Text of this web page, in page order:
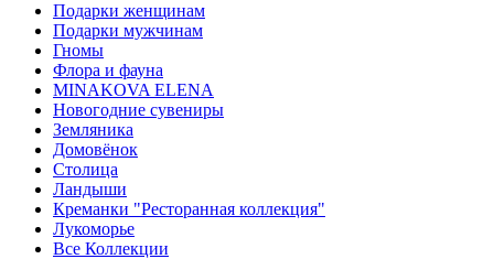
Подарки женщинам
Подарки мужчинам
Гномы
Флора и фауна
MINAKOVA ELENA
Новогодние сувениры
Земляника
Домовёнок
Столица
Ландыши
Креманки "Ресторанная коллекция"
Лукоморье
Все Коллекции